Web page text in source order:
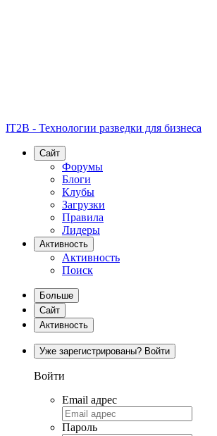
IT2B - Технологии разведки для бизнеса
Сайт
Форумы
Блоги
Клубы
Загрузки
Правила
Лидеры
Активность
Активность
Поиск
Больше
Сайт
Активность
Уже зарегистрированы? Войти
Войти
Email адрес
Пароль